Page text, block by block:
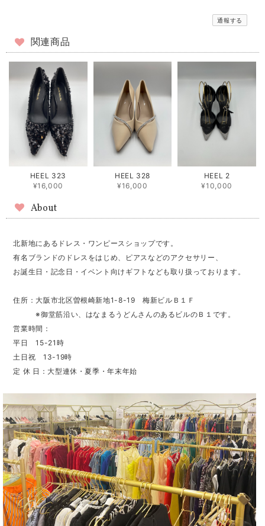
通報する
関連商品
HEEL 323
¥16,000
HEEL 328
¥16,000
HEEL 2
¥10,000
About
北新地にあるドレス・ワンピースショップです。
有名ブランドのドレスをはじめ、ピアスなどのアクセサリー、
お誕生日・記念日・イベント向けギフトなども取り扱っております。
住所：大阪市北区曽根崎新地1-8-19 梅新ビルＢ１Ｆ
※御堂筋沿い、はなまるうどんさんのあるビルのＢ１です。
営業時間：
平日 15-21時
土日祝 13-19時
定 休 日：大型連休・夏季・年末年始